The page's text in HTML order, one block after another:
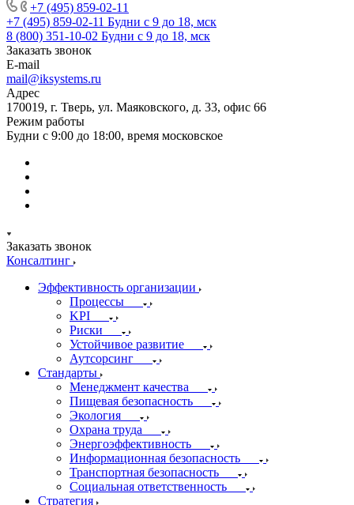
+7 (495) 859-02-11
+7 (495) 859-02-11 Будни с 9 до 18, мск
8 (800) 351-10-02 Будни с 9 до 18, мск
Заказать звонок
E-mail
mail@iksystems.ru
Адрес
170019, г. Тверь, ул. Маяковского, д. 33, офис 66
Режим работы
Будни с 9:00 до 18:00, время московское
Заказать звонок
Консалтинг
Эффективность организации
Процессы
KPI
Риски
Устойчивое развитие
Аутсорсинг
Стандарты
Менеджмент качества
Пищевая безопасность
Экология
Охрана труда
Энергоэффективность
Информационная безопасность
Транспортная безопасность
Социальная ответственность
Стратегия